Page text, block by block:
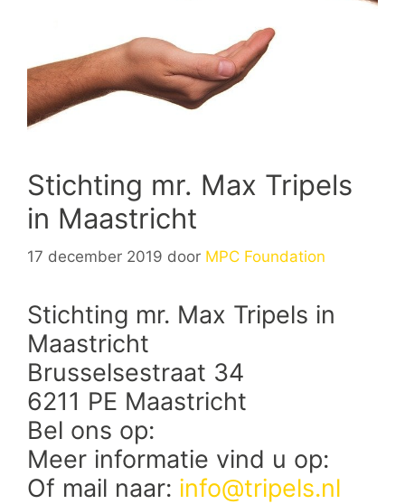
Stichting mr. Max Tripels
in Maastricht
17 december 2019 door MPC Foundation
Stichting mr. Max Tripels in
Maastricht
Brusselsestraat 34
6211 PE Maastricht
Bel ons op:
Meer informatie vind u op:
Of mail naar: info@tripels.nl